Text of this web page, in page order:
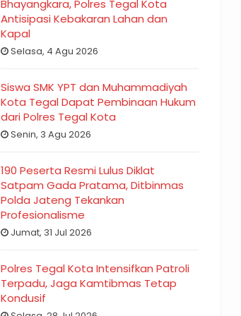
Bhayangkara, Polres Tegal Kota
Antisipasi Kebakaran Lahan dan
Kapal
Selasa, 4 Agu 2026
Siswa SMK YPT dan Muhammadiyah
Kota Tegal Dapat Pembinaan Hukum
dari Polres Tegal Kota
Senin, 3 Agu 2026
190 Peserta Resmi Lulus Diklat
Satpam Gada Pratama, Ditbinmas
Polda Jateng Tekankan
Profesionalisme
Jumat, 31 Jul 2026
Polres Tegal Kota Intensifkan Patroli
Terpadu, Jaga Kamtibmas Tetap
Kondusif